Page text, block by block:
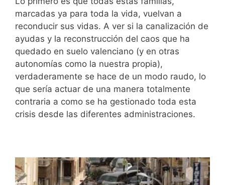
marcadas ya para toda la vida, vuelvan a
reconducir sus vidas. A ver si la canalización de
ayudas y la reconstrucción del caos que ha
quedado en suelo valenciano (y en otras
autonomías como la nuestra propia),
verdaderamente se hace de un modo raudo, lo
que sería actuar de una manera totalmente
contraria a como se ha gestionado toda esta
crisis desde las diferentes administraciones.